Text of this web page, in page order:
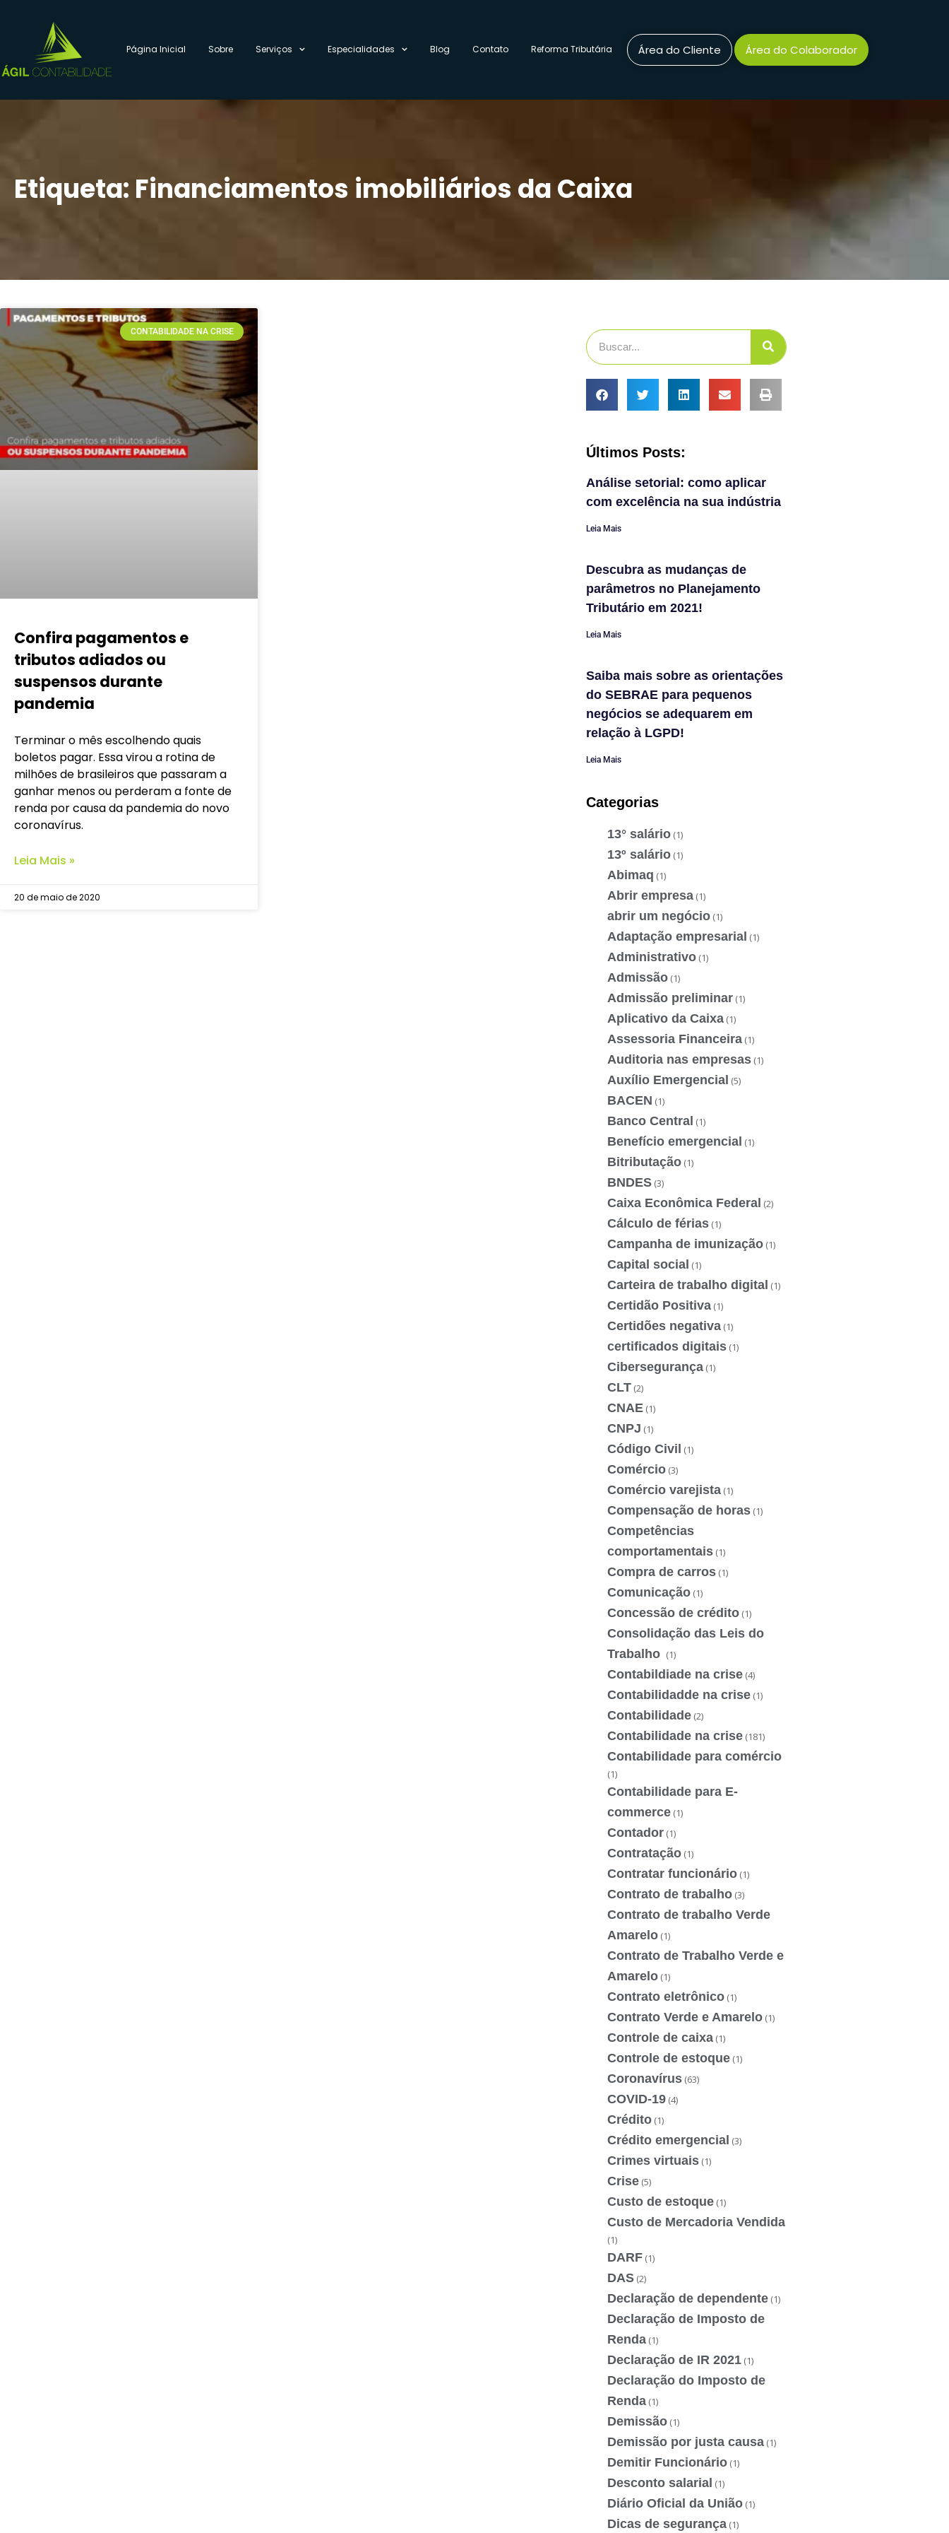
Página Inicial Sobre Serviços Especialidades Blog Contato Reforma Tributária Área do Cliente Área do Colaborador
Etiqueta: Financiamentos imobiliários da Caixa
CONTABILIDADE NA CRISE
Confira pagamentos e
tributos adiados ou
suspensos durante
pandemia
Terminar o mês escolhendo quais
boletos pagar. Essa virou a rotina de
milhões de brasileiros que passaram a
ganhar menos ou perderam a fonte de
renda por causa da pandemia do novo
coronavírus.
Leia Mais »
20 de maio de 2020
Últimos Posts:
Análise setorial: como aplicar
com excelência na sua indústria
Leia Mais
Descubra as mudanças de
parâmetros no Planejamento
Tributário em 2021!
Leia Mais
Saiba mais sobre as orientações
do SEBRAE para pequenos
negócios se adequarem em
relação à LGPD!
Leia Mais
Categorias
13° salário (1)
13º salário (1)
Abimaq (1)
Abrir empresa (1)
abrir um negócio (1)
Adaptação empresarial (1)
Administrativo (1)
Admissão (1)
Admissão preliminar (1)
Aplicativo da Caixa (1)
Assessoria Financeira (1)
Auditoria nas empresas (1)
Auxílio Emergencial (5)
BACEN (1)
Banco Central (1)
Benefício emergencial (1)
Bitributação (1)
BNDES (3)
Caixa Econômica Federal (2)
Cálculo de férias (1)
Campanha de imunização (1)
Capital social (1)
Carteira de trabalho digital (1)
Certidão Positiva (1)
Certidões negativa (1)
certificados digitais (1)
Cibersegurança (1)
CLT (2)
CNAE (1)
CNPJ (1)
Código Civil (1)
Comércio (3)
Comércio varejista (1)
Compensação de horas (1)
Competências
comportamentais (1)
Compra de carros (1)
Comunicação (1)
Concessão de crédito (1)
Consolidação das Leis do
Trabalho (1)
Contabildiade na crise (4)
Contabilidadde na crise (1)
Contabilidade (2)
Contabilidade na crise (181)
Contabilidade para comércio
(1)
Contabilidade para E-
commerce (1)
Contador (1)
Contratação (1)
Contratar funcionário (1)
Contrato de trabalho (3)
Contrato de trabalho Verde
Amarelo (1)
Contrato de Trabalho Verde e
Amarelo (1)
Contrato eletrônico (1)
Contrato Verde e Amarelo (1)
Controle de caixa (1)
Controle de estoque (1)
Coronavírus (63)
COVID-19 (4)
Crédito (1)
Crédito emergencial (3)
Crimes virtuais (1)
Crise (5)
Custo de estoque (1)
Custo de Mercadoria Vendida
(1)
DARF (1)
DAS (2)
Declaração de dependente (1)
Declaração de Imposto de
Renda (1)
Declaração de IR 2021 (1)
Declaração do Imposto de
Renda (1)
Demissão (1)
Demissão por justa causa (1)
Demitir Funcionário (1)
Desconto salarial (1)
Diário Oficial da União (1)
Dicas de segurança (1)